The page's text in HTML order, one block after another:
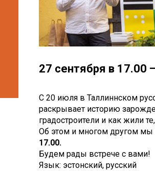
27 сентября в 17.00
С 20 июля в Таллиннском
раскрывает историю
градостроители и как жили
Об этом и многом другом мы
17.00.
Будем рады встрече с вами!
Язык: эстонский, русский